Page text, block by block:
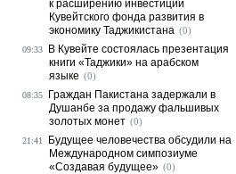
к расширению инвестиций
Кувейтского фонда развития в
экономику Таджикистана (0)
09:33
В Кувейте состоялась презентация
книги «Таджики» на арабском
языке (0)
08:35
Граждан Пакистана задержали в
Душанбе за продажу фальшивых
золотых монет (0)
21:41
Будущее человечества обсудили на
Международном симпозиуме
«Создавая будущее» (0)